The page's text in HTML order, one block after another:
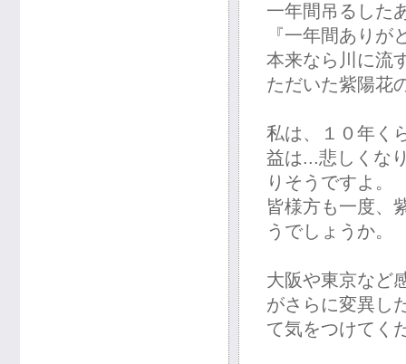
一年間吊るした
『一年間あり
本来なら川に流
ただいた紫陽花
私は、１０年く
益は...悲しくな
りそうですよ。
皆様方も一度、
うでしょうか。
大阪や東京など
がさらに変異し
て気をつけてく